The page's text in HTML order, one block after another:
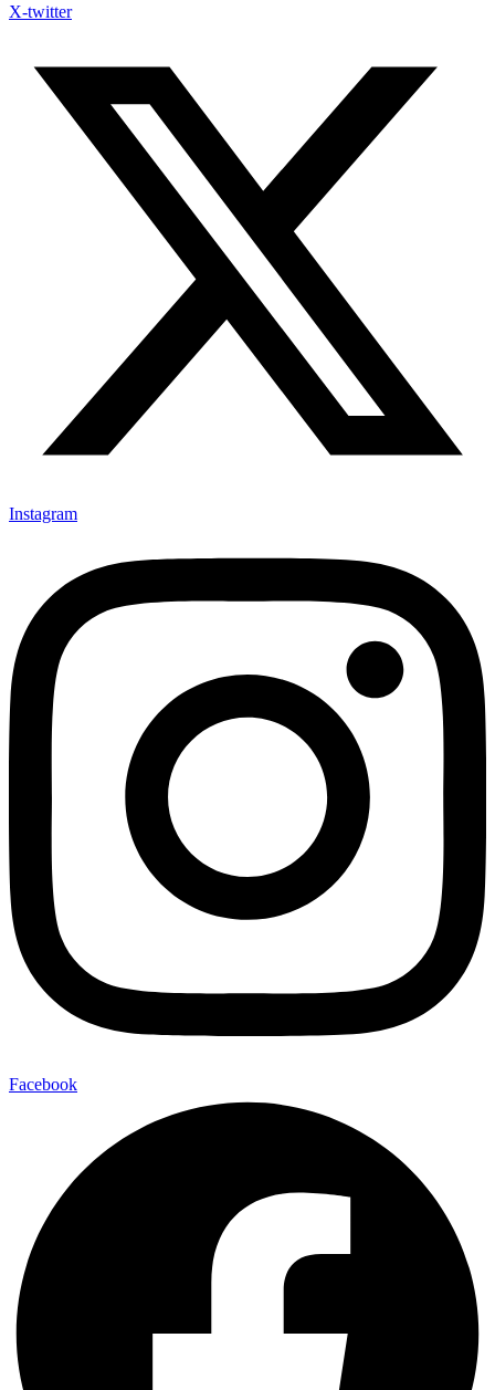
X-twitter
Instagram
Facebook